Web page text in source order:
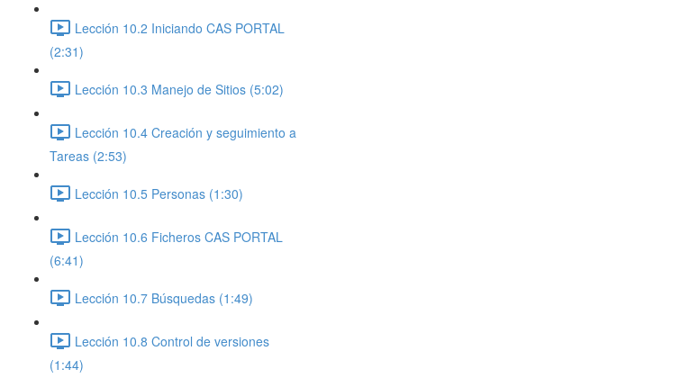
Lección 10.2 Iniciando CAS PORTAL
(2:31)
Lección 10.3 Manejo de Sitios (5:02)
Lección 10.4 Creación y seguimiento a
Tareas (2:53)
Lección 10.5 Personas (1:30)
Lección 10.6 Ficheros CAS PORTAL
(6:41)
Lección 10.7 Búsquedas (1:49)
Lección 10.8 Control de versiones
(1:44)